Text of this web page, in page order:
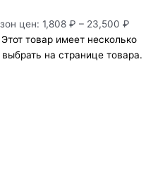
цен: 1,808 ₽ – 23,500 ₽
Этот товар имеет несколько
на странице товара.